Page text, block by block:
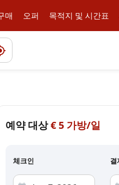
매 오퍼 목적지 및 시간표
예약 대상€ 5 가방/일
체크인 결
결제